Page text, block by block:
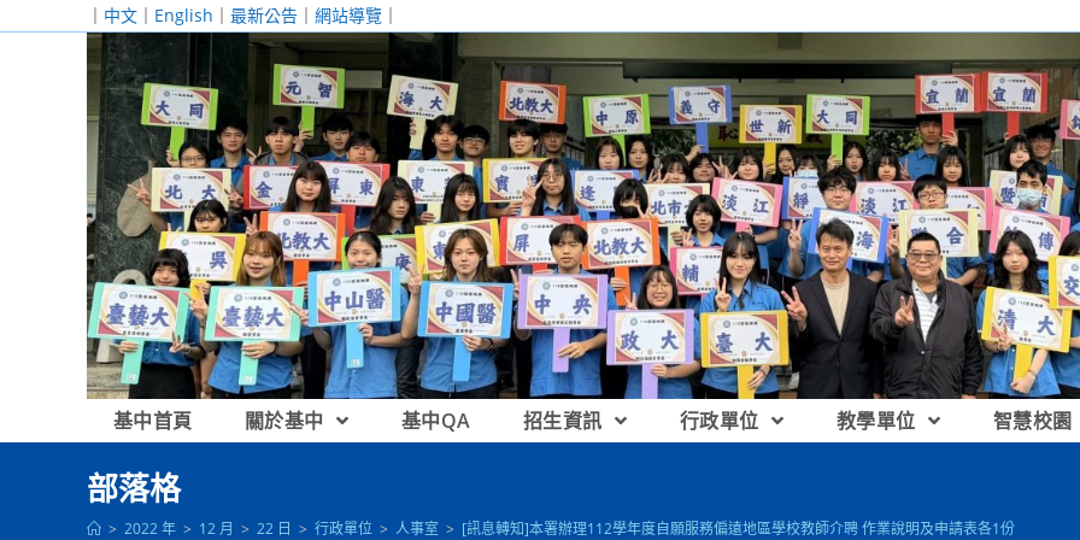
｜ 中文 ｜ English ｜ 最新公告 ｜ 網站導覽 ｜
基中首頁 關於基中 基中QA 招生資訊 行政單位 教學單位 智慧校園
部落格
> 2022 年 > 12 月 > 22 日 > 行政單位 > 人事室 > [訊息轉知]本署辦理112學年度自願服務偏遠地區學校教師介聘 作業說明及申請表各1份